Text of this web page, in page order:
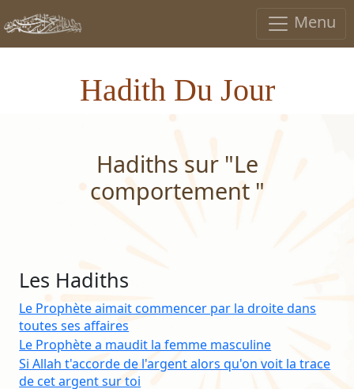
Menu
Hadith Du Jour
Hadiths sur "Le
comportement "
Les Hadiths
Le Prophète aimait commencer par la droite dans
toutes ses affaires
Le Prophète a maudit la femme masculine
Si Allah t'accorde de l'argent alors qu'on voit la trace
de cet argent sur toi